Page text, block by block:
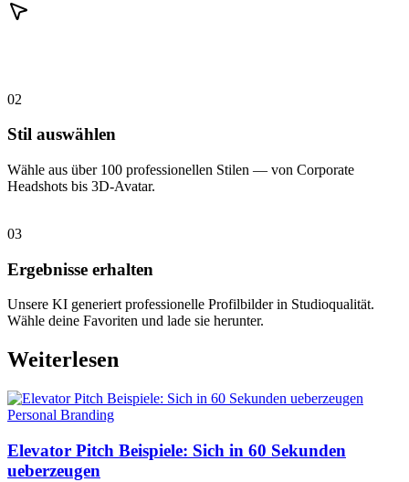
02
Stil auswählen
Wähle aus über 100 professionellen Stilen — von Corporate
Headshots bis 3D-Avatar.
03
Ergebnisse erhalten
Unsere KI generiert professionelle Profilbilder in Studioqualität.
Wähle deine Favoriten und lade sie herunter.
Weiterlesen
Personal Branding
Elevator Pitch Beispiele: Sich in 60 Sekunden
ueberzeugen